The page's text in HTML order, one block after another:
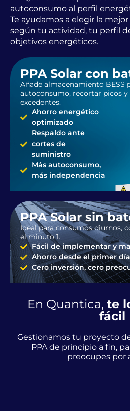
autoconsumo al perfil
Te ayudamos a elegir la
según tu actividad, tu perfil
objetivos energéticos.
PPA Solar con
Añade almacenamiento BESS
autoconsumo, recortar picos
excedentes.
Ahorro energético
optimizado
Respaldo ante
cortes de
suministro
Más autoconsumo,
más independencia
PPA Solar sin
Ideal para consumos diurnos,
el minuto 1.
Fácil de implementar y
Ahorro desde el primer día
Cero inversión, cero
En Quantica, te
fácil
Gestionamos tu proyecto
PPA de principio a fin,
preocupes por